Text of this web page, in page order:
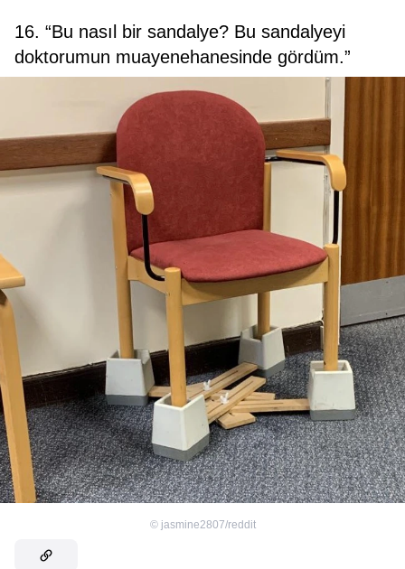
16. “Bu nasıl bir sandalye? Bu sandalyeyi
doktorumun muayenehanesinde gördüm.”
© jasmine2807/reddit